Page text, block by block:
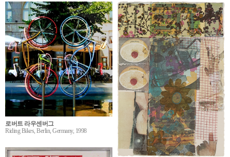
로버트 라우센버그
Riding Bikes, Berlin, Germany, 1998